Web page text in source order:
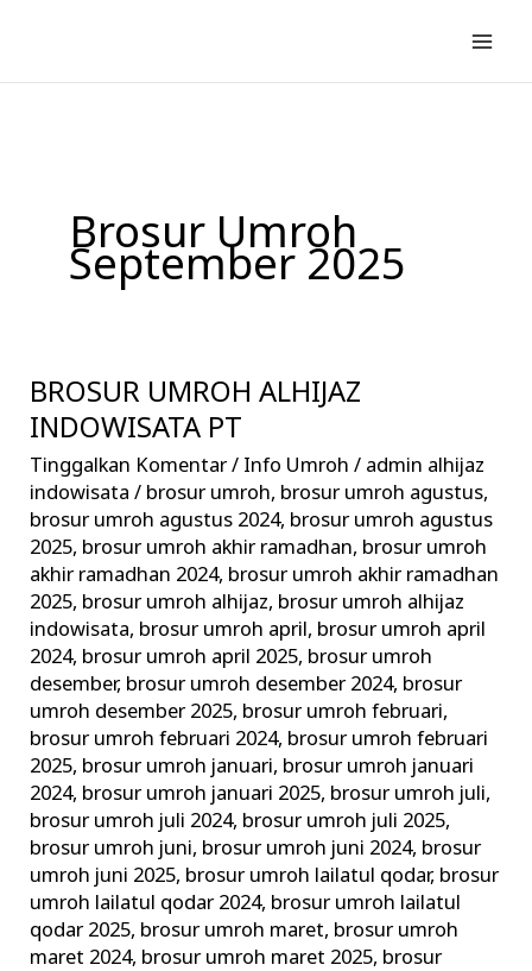
konten
Brosur Umroh
September 2025
BROSUR UMROH ALHIJAZ
INDOWISATA PT
Tinggalkan Komentar/ Info Umroh / admin alhijaz
indowisata/ brosur umroh, brosur umroh agustus,
brosur umroh agustus 2024, brosur umroh agustus
2025, brosur umroh akhir ramadhan, brosur umroh
akhir ramadhan 2024, brosur umroh akhir ramadhan
2025, brosur umroh alhijaz, brosur umroh alhijaz
indowisata, brosur umroh april, brosur umroh april
2024, brosur umroh april 2025, brosur umroh
desember, brosur umroh desember 2024, brosur
umroh desember 2025, brosur umroh februari,
brosur umroh februari 2024, brosur umroh februari
2025, brosur umroh januari, brosur umroh januari
2024, brosur umroh januari 2025, brosur umroh juli,
brosur umroh juli 2024, brosur umroh juli 2025,
brosur umroh juni, brosur umroh juni 2024, brosur
umroh juni 2025, brosur umroh lailatul qodar, brosur
umroh lailatul qodar 2024, brosur umroh lailatul
qodar 2025, brosur umroh maret, brosur umroh
maret 2024, brosur umroh maret 2025, brosur
BROSUR
UMROH
ALHIJAZ
INDOWISATA
PT